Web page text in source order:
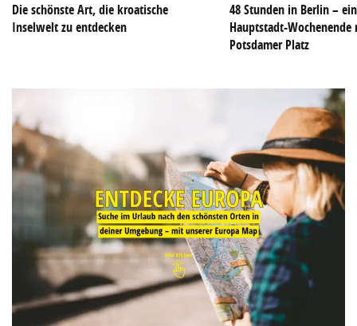
Die schönste Art, die kroatische
Inselwelt zu entdecken
48 Stunden in Berlin –
Hauptstadt-
Potsdamer Platz